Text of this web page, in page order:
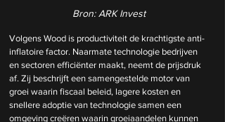
Bron: ARK Invest
Volgens Wood is productiviteit de krachtigste anti-
inflatoire factor. Naarmate technologie bedrijven
en sectoren efficiënter maakt, neemt de prijsdruk
af. Zij beschrijft een samengestelde motor van
groei waarin fiscaal beleid, lagere kosten en
snellere adoptie van technologie samen een
omgeving creëren waarin groeiaandelen kunnen